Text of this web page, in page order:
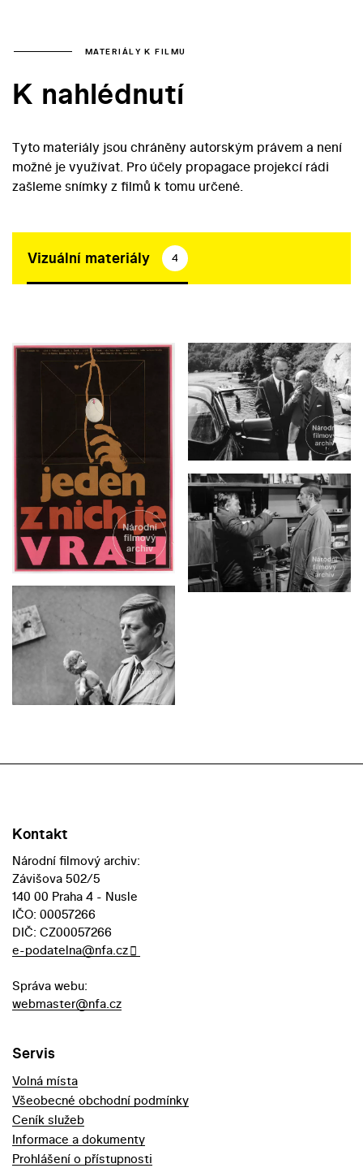
MATERIÁLY K FILMU
K nahlédnutí
Tyto materiály jsou chráněny autorským právem a není
možné je využívat. Pro účely propagace projekcí rádi
zašleme snímky z filmů k tomu určené.
Vizuální materiály 4
Kontakt
Národní filmový archiv:
Závišova 502/5
140 00 Praha 4 - Nusle
IČO: 00057266
DIČ: CZ00057266
e-podatelna@nfa.cz
Správa webu:
webmaster@nfa.cz
Servis
Volná místa
Všeobecné obchodní podmínky
Ceník služeb
Informace a dokumenty
Prohlášení o přístupnosti